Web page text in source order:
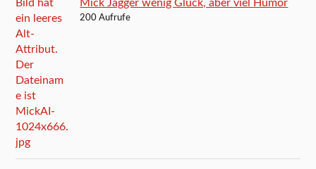
Mick Jagger wenig Glück, aber viel Humor
200 Aufrufe